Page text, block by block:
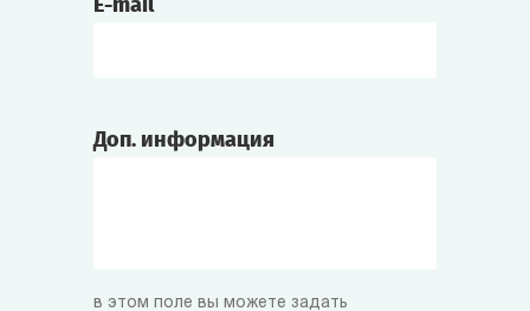
Доп. информация
в этом поле вы можете задать